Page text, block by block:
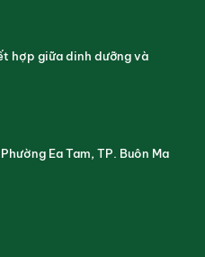
hợp giữa dinh dưỡng và
Ea Tam, TP. Buôn Ma